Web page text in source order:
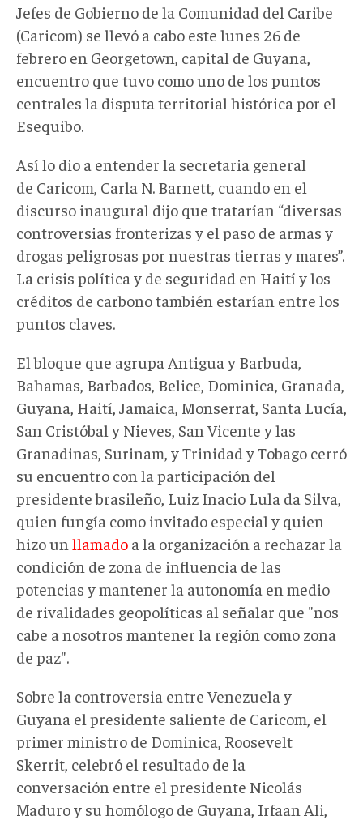
Jefes de Gobierno de la Comunidad del Caribe
(Caricom) se llevó a cabo este lunes 26 de
febrero en Georgetown, capital de Guyana,
encuentro que tuvo como uno de los puntos
centrales la disputa territorial histórica por el
Esequibo.
Así lo dio a entender la secretaria general
de Caricom, Carla N. Barnett, cuando en el
discurso inaugural dijo que tratarían “diversas
controversias fronterizas y el paso de armas y
drogas peligrosas por nuestras tierras y mares”.
La crisis política y de seguridad en Haití y los
créditos de carbono también estarían entre los
puntos claves.
El bloque que agrupa Antigua y Barbuda,
Bahamas, Barbados, Belice, Dominica, Granada,
Guyana, Haití, Jamaica, Monserrat, Santa Lucía,
San Cristóbal y Nieves, San Vicente y las
Granadinas, Surinam, y Trinidad y Tobago cerró
su encuentro con la participación del
presidente brasileño, Luiz Inacio Lula da Silva,
quien fungía como invitado especial y quien
hizo un llamado a la organización a rechazar la
condición de zona de influencia de las
potencias y mantener la autonomía en medio
de rivalidades geopolíticas al señalar que "nos
cabe a nosotros mantener la región como zona
de paz".
Sobre la controversia entre Venezuela y
Guyana el presidente saliente de Caricom, el
primer ministro de Dominica, Roosevelt
Skerrit, celebró el resultado de la
conversación entre el presidente Nicolás
Maduro y su homólogo de Guyana, Irfaan Ali,